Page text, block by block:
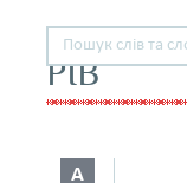
РІВ
А